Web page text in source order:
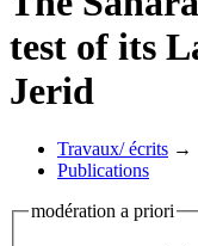
test of its
Jerid
Travaux/ écrits →
Publications
modération a priori